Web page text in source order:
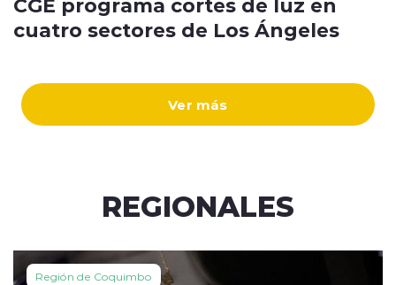
Ver más
cuatro sectores de Los Ángeles
REGIONALES
Región de Coquimbo